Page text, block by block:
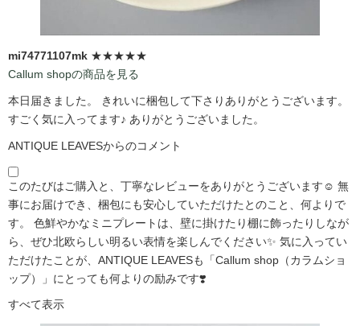
mi74771107mk ★★★★★
Callum shopの商品を見る
本日届きました。 きれいに梱包して下さりありがとうございます。
すごく気に入ってます♪ ありがとうございました。
ANTIQUE LEAVESからのコメント
このたびはご購入と、丁寧なレビューをありがとうございます☺️ 無
事にお届けでき、梱包にも安心していただけたとのこと、何よりで
す。 色鮮やかなミニプレートは、壁に掛けたり棚に飾ったりしなが
ら、ぜひ北欧らしい明るい表情を楽しんでください✨ 気に入ってい
ただけたことが、ANTIQUE LEAVESも「Callum shop（カラムショ
ップ）」にとっても何よりの励みです❣️
すべて表示